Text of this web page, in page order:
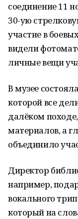
соединение 11
30-ую
участие в
видели
личные вещи
В музее
которой все
далёком
материалов, а
объединило
Директор
например,
вокального
который на